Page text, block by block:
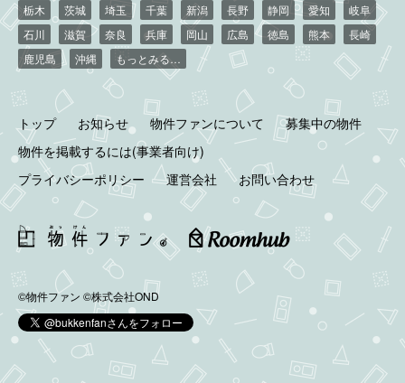
栃木
茨城 埼玉 千葉 新潟 長野 静岡 愛知
岐阜
石川
滋賀 奈良 兵庫 岡山 広島 徳島 熊本
長崎
鹿児島
沖縄 もっとみる…
トップ お知らせ 物件ファンについて
募集中の物件
物件を掲載するには(事業者向け)
プライバシーポリシー
運営会社 お問い合わせ
©物件ファン ©株式会社OND